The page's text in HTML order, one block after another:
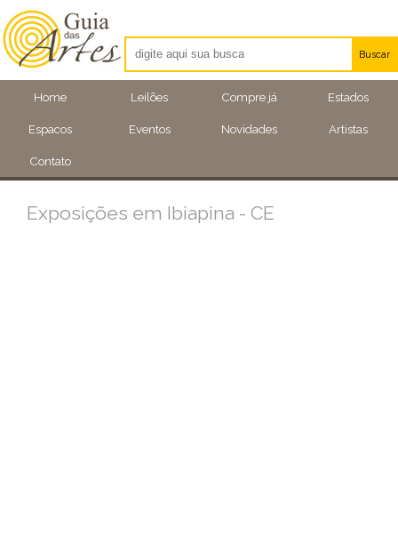
Home Leilões Compre já Estados
Espacos Eventos Novidades Artistas
Contato
Buscar
Artistas
Eventos
Exposições em Ibiapina - CE